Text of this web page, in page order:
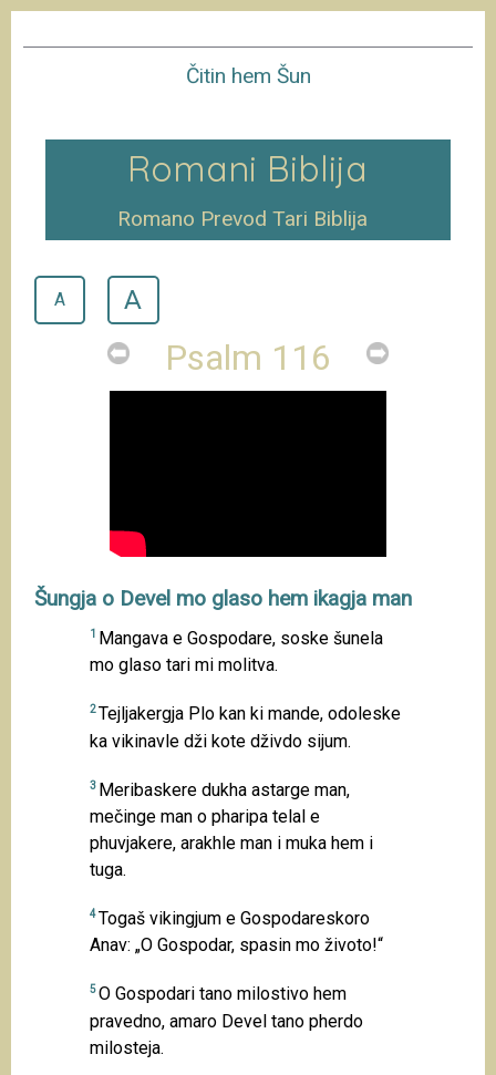
Čitin hem Šun
Romani Biblija
Romano Prevod Tari Biblija
A A
Psalm 116
Šungja o Devel mo glaso hem ikagja man
1
Mangava e Gospodare, soske šunela
mo glaso tari mi molitva.
2Tejljakergja Plo kan ki mande, odoleske
ka vikinavle dži kote dživdo sijum.
3 Meribaskere dukha astarge man,
mečinge man o pharipa telal e
phuvjakere, arakhle man i muka hem i
tuga.
4Togaš vikingjum e Gospodareskoro
Anav: „O Gospodar, spasin mo životo!“
5O Gospodari tano milostivo hem
pravedno, amaro Devel tano pherdo
milosteja.